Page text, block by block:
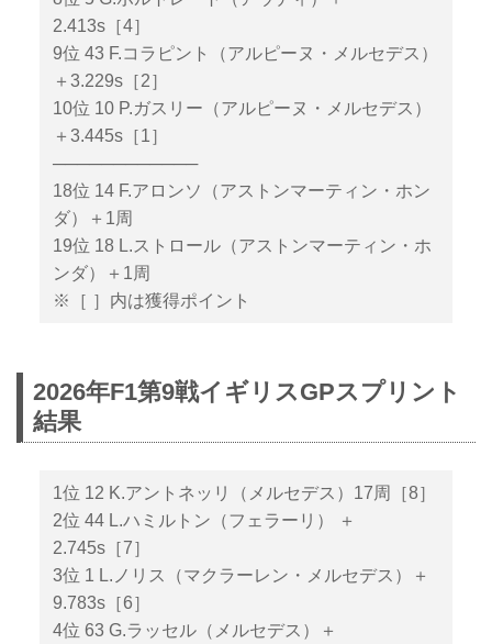
2.413s［4］
9位 43 F.コラピント（アルピーヌ・メルセデス）
＋3.229s［2］
10位 10 P.ガスリー（アルピーヌ・メルセデス）
＋3.445s［1］
────────────
18位 14 F.アロンソ（アストンマーティン・ホン
ダ）＋1周
19位 18 L.ストロール（アストンマーティン・ホ
ンダ）＋1周
※［ ］内は獲得ポイント
2026年F1第9戦イギリスGPスプリント
結果
1位 12 K.アントネッリ（メルセデス）17周［8］
2位 44 L.ハミルトン（フェラーリ） ＋
2.745s［7］
3位 1 L.ノリス（マクラーレン・メルセデス）＋
9.783s［6］
4位 63 G.ラッセル（メルセデス）＋